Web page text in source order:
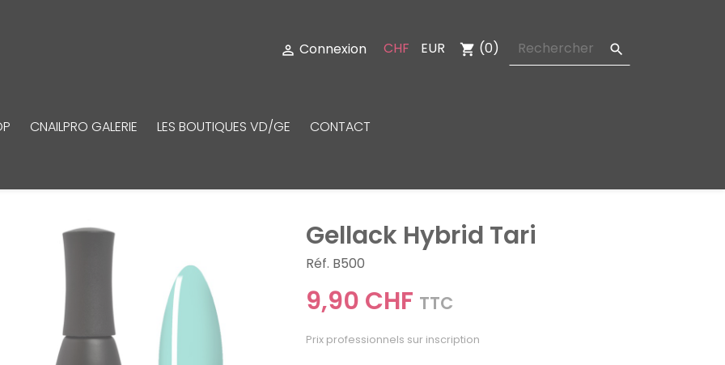
 Connexion CHF EUR shopping_cart (0) 
CNAILPRO GALERIE LES BOUTIQUES VD/GE CONTACT
Gellack Hybrid Tari
Réf. B500
9,90 CHF TTC
Prix professionnels sur inscription